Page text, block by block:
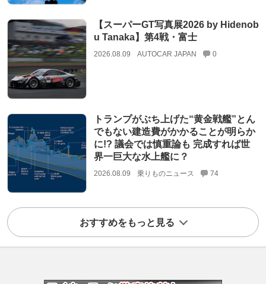
【スーパーGT写真展2026 by Hidenob
u Tanaka】第4戦・富士
2026.08.09 AUTOCAR JAPAN 0
トランプがぶち上げた“黄金戦艦”とん
でもない建造費がかかることが明らか
に!? 議会では慎重論も 完成すれば世
界一巨大な水上艦に？
2026.08.09 乗りものニュース 74
おすすめをもっと見る